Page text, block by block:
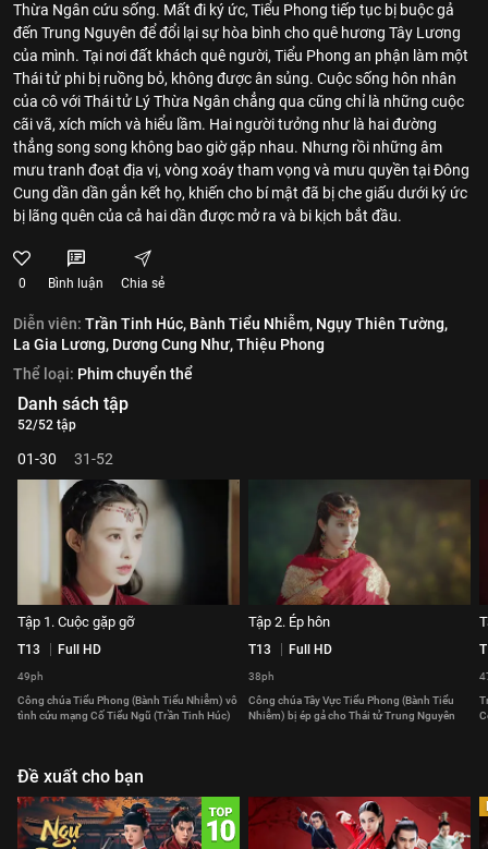
Thừa Ngân cứu sống. Mất đi ký ức, Tiểu Phong tiếp tục bị buộc gả
đến Trung Nguyên để đổi lại sự hòa bình cho quê hương Tây Lương
của mình. Tại nơi đất khách quê người, Tiểu Phong an phận làm một
Thái tử phi bị ruồng bỏ, không được ân sủng. Cuộc sống hôn nhân
của cô với Thái tử Lý Thừa Ngân chẳng qua cũng chỉ là những cuộc
cãi vã, xích mích và hiểu lầm. Hai người tưởng như là hai đường
thẳng song song không bao giờ gặp nhau. Nhưng rồi những âm
mưu tranh đoạt địa vị, vòng xoáy tham vọng và mưu quyền tại Đông
Cung dần dần gắn kết họ, khiến cho bí mật đã bị che giấu dưới ký ức
bị lãng quên của cả hai dần được mở ra và bi kịch bắt đầu.
0 Bình luận Chia sẻ
Diễn viên: Trần Tinh Húc, Bành Tiểu Nhiễm, Ngụy Thiên Tường,
La Gia Lương, Dương Cung Như,Thiệu Phong
Thể loại: Phim chuyển thể
Danh sách tập
52/52 tập
01-30 31-52
Tập 1. Cuộc gặp gỡ
T13 Full HD
49ph
Công chúa Tiểu Phong (Bành Tiểu Nhiễm) vô
tình cứu mạng Cố Tiểu Ngũ (Trần Tinh Húc)
Tập 2. Ép hôn
T13 Full HD
38ph
Công chúa Tây Vực Tiểu Phong (Bành Tiểu
Nhiễm) bị ép gả cho Thái tử Trung Nguyên
Đề xuất cho bạn